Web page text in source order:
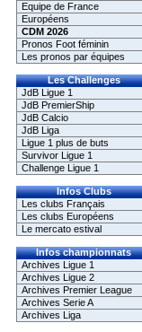
Equipe de France
Européens
CDM 2026
Pronos Foot féminin
Les pronos par équipes
Les Challenges
JdB Ligue 1
JdB PremierShip
JdB Calcio
JdB Liga
Ligue 1 plus de buts
Survivor Ligue 1
Challenge Ligue 1
Infos Clubs
Les clubs Français
Les clubs Européens
Le mercato estival
Infos championnats
Archives Ligue 1
Archives Ligue 2
Archives Premier League
Archives Serie A
Archives Liga